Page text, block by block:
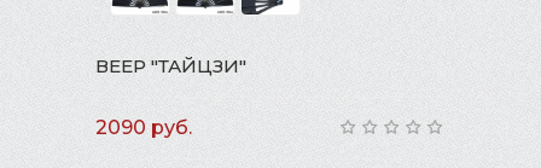
ВЕЕР "ТАЙЦЗИ"
2090 руб.